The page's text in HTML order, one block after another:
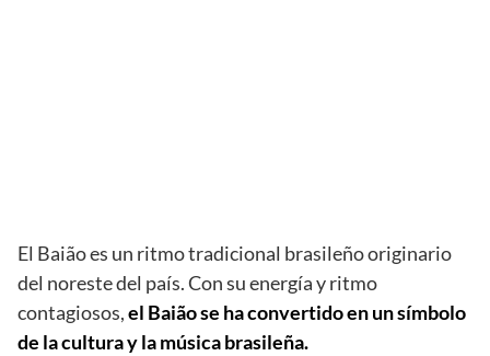
El Baião es un ritmo tradicional brasileño originario
del noreste del país. Con su energía y ritmo
contagiosos,el Baião se ha convertido en un símbolo
de la cultura y la música brasileña.